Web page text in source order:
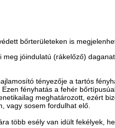
bőrterületeken is
meg jóindulatú (rákelőző)
tényezője a tartós
fényhatás a fehér
meghatározott, ezért
vagy sosem fordulhat elő.
több esély van idült fekélyek,